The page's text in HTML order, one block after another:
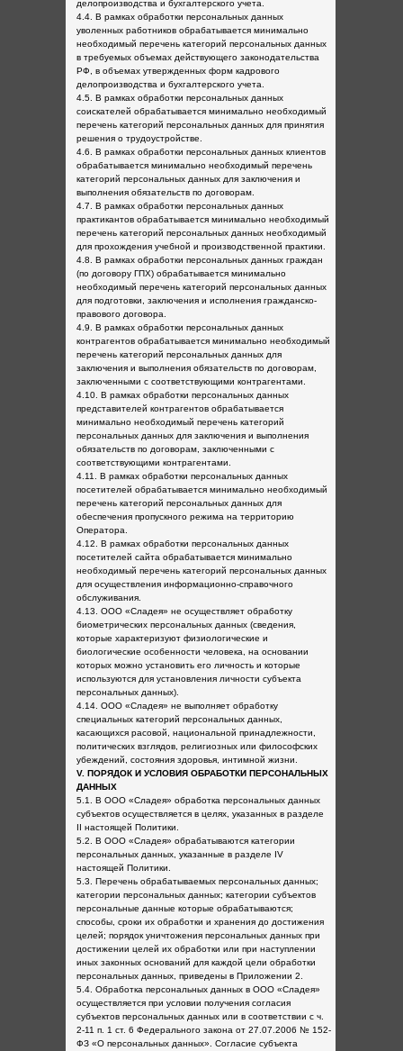
делопроизводства и бухгалтерского учета.
4.4. В рамках обработки персональных данных
уволенных работников обрабатывается минимально
необходимый перечень категорий персональных данных
в требуемых объемах действующего законодательства
РФ, в объемах утвержденных форм кадрового
делопроизводства и бухгалтерского учета.
4.5. В рамках обработки персональных данных
соискателей обрабатывается минимально необходимый
перечень категорий персональных данных для принятия
решения о трудоустройстве.
4.6. В рамках обработки персональных данных клиентов
обрабатывается минимально необходимый перечень
категорий персональных данных для заключения и
выполнения обязательств по договорам.
4.7. В рамках обработки персональных данных
практикантов обрабатывается минимально необходимый
перечень категорий персональных данных необходимый
для прохождения учебной и производственной практики.
4.8. В рамках обработки персональных данных граждан
(по договору ГПХ) обрабатывается минимально
необходимый перечень категорий персональных данных
для подготовки, заключения и исполнения гражданско-
правового договора.
4.9. В рамках обработки персональных данных
контрагентов обрабатывается минимально необходимый
перечень категорий персональных данных для
заключения и выполнения обязательств по договорам,
заключенными с соответствующими контрагентами.
4.10. В рамках обработки персональных данных
представителей контрагентов обрабатывается
минимально необходимый перечень категорий
персональных данных для заключения и выполнения
обязательств по договорам, заключенными с
соответствующими контрагентами.
4.11. В рамках обработки персональных данных
посетителей обрабатывается минимально необходимый
перечень категорий персональных данных для
обеспечения пропускного режима на территорию
Оператора.
4.12. В рамках обработки персональных данных
посетителей сайта обрабатывается минимально
необходимый перечень категорий персональных данных
для осуществления информационно-справочного
обслуживания.
4.13. ООО «Сладея» не осуществляет обработку
биометрических персональных данных (сведения,
которые характеризуют физиологические и
биологические особенности человека, на основании
которых можно установить его личность и которые
используются для установления личности субъекта
персональных данных).
4.14. ООО «Сладея» не выполняет обработку
специальных категорий персональных данных,
касающихся расовой, национальной принадлежности,
политических взглядов, религиозных или философских
убеждений, состояния здоровья, интимной жизни.
V. ПОРЯДОК И УСЛОВИЯ ОБРАБОТКИ ПЕРСОНАЛЬНЫХ
ДАННЫХ
5.1. В ООО «Сладея» обработка персональных данных
субъектов осуществляется в целях, указанных в разделе
II настоящей Политики.
5.2. В ООО «Сладея» обрабатываются категории
персональных данных, указанные в разделе IV
настоящей Политики.
5.3. Перечень обрабатываемых персональных данных;
категории персональных данных; категории субъектов
персональные данные которые обрабатываются;
способы, сроки их обработки и хранения до достижения
целей; порядок уничтожения персональных данных при
достижении целей их обработки или при наступлении
иных законных оснований для каждой цели обработки
персональных данных, приведены в Приложении 2.
5.4. Обработка персональных данных в ООО «Сладея»
осуществляется при условии получения согласия
субъектов персональных данных или в соответствии с ч.
2-11 п. 1 ст. 6 Федерального закона от 27.07.2006 № 152-
ФЗ «О персональных данных». Согласие субъекта